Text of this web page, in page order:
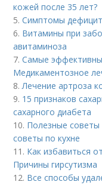
кожей после 35 лет?
5.Симптомы
6. Витамины при
авитаминоза
7.Самые
Медикаментозное
8.Лечение артроза
9. 15 признаков
сахарного диабета
10. Полезные советы
советы по кухне
11. Как избавиться
Причины гирсутизма
12. Все способы